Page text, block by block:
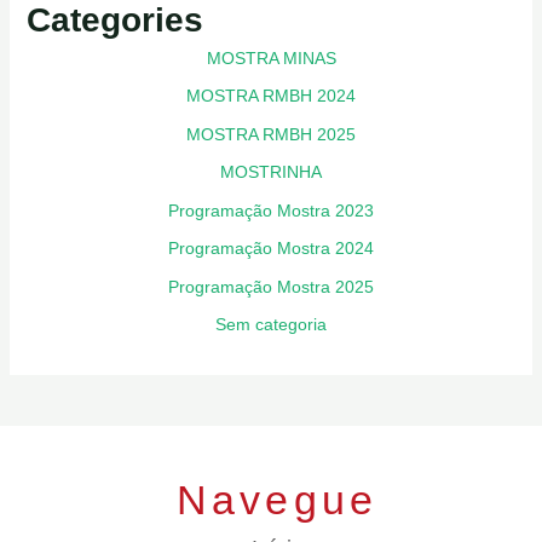
Categories
MOSTRA MINAS
MOSTRA RMBH 2024
MOSTRA RMBH 2025
MOSTRINHA
Programação Mostra 2023
Programação Mostra 2024
Programação Mostra 2025
Sem categoria
Navegue